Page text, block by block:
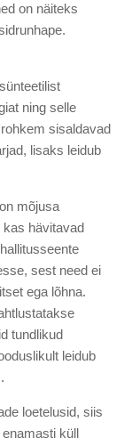
on näiteks
ning selle
sisaldavad
lisaks leidub
mõjusa
kas hävitavad
sest need ei
ega lõhna.
tundlikud
leidub
loetelusid, siis
küll